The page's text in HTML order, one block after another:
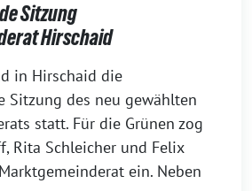
Sitzung
Hirschaid
in Hirschaid die
Sitzung des neu gewählten
statt. Für die Grünen zog
Rita Schleicher und Felix
ein. Neben